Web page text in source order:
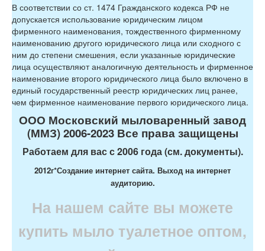
В соответствии со ст. 1474 Гражданского кодекса РФ не
допускается использование юридическим лицом
фирменного наименования, тождественного фирменному
наименованию другого юридического лица или сходного с
ним до степени смешения, если указанные юридические
лица осуществляют аналогичную деятельность и фирменное
наименование второго юридического лица было включено в
единый государственный реестр юридических лиц ранее,
чем фирменное наименование первого юридического лица.
ООО Московский мыловаренный завод
(ММЗ) 2006-2023 Все права защищены
Работаем для вас с 2006 года (см. документы).
2012г*Создание интернет сайта. Выход на интернет
аудиторию.
На нашем сайте вы можете
купить мыло туалетное оптом,